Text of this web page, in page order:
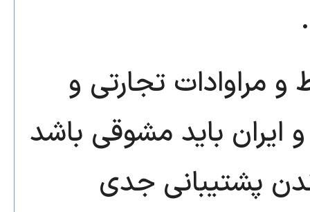
مراوادات تجارتی و
باید مشوقی باشد
پشتیبانی جدی